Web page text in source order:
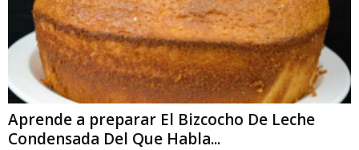
Aprende a preparar El Bizcocho De Leche
Condensada Del Que Habla...